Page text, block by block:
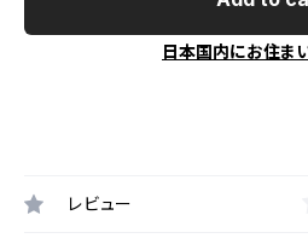
日本国内にお住ま
レビュー